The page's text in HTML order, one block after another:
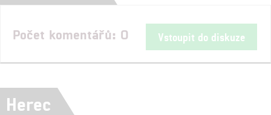
Počet komentářů: 0 Vstoupit do diskuze
Herec